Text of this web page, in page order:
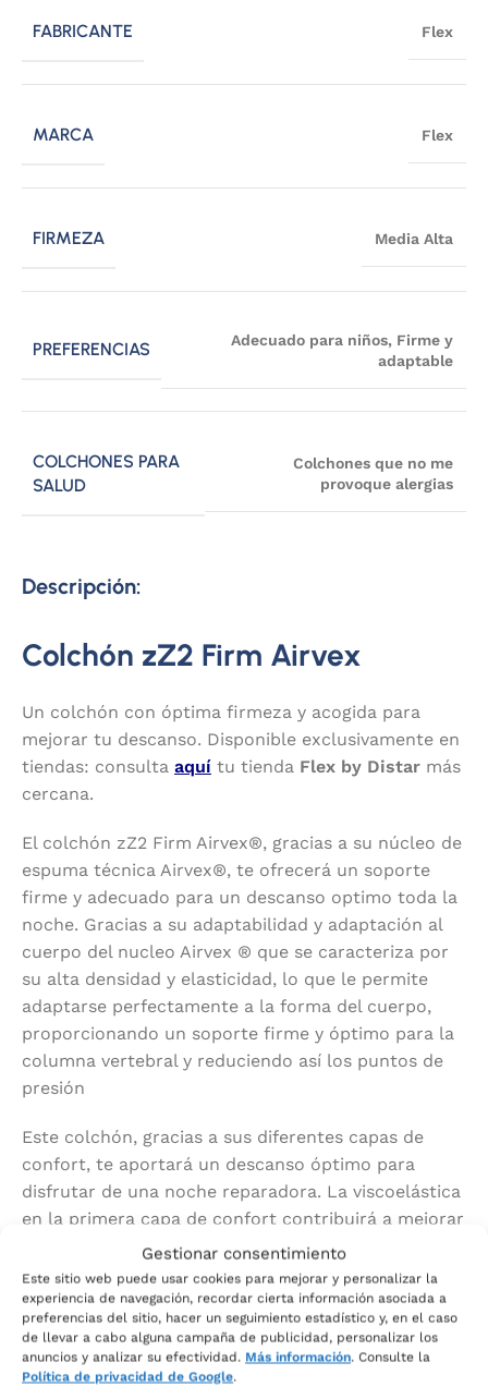
Gestionar consentimiento
Este sitio web puede usar cookies para mejorar y personalizar la
experiencia de navegación, recordar cierta información asociada a
preferencias del sitio, hacer un seguimiento estadístico y, en el caso
de llevar a cabo alguna campaña de publicidad, personalizar los
anuncios y analizar su efectividad. Más información. Consulte la
Política de privacidad de Google.
FABRICANTE Flex
MARCA Flex
FIRMEZA Media Alta
PREFERENCIAS Adecuado para niños, Firme y
adaptable
COLCHONES PARA
SALUD
Colchones que no me
provoque alergias
Descripción:
Colchón zZ2 Firm Airvex
Un colchón con óptima firmeza y acogida para
mejorar tu descanso. Disponible exclusivamente en
tiendas: consulta aquí tu tienda Flex by Distar más
cercana.
El colchón zZ2 Firm Airvex®, gracias a su núcleo de
espuma técnica Airvex®, te ofrecerá un soporte
firme y adecuado para un descanso optimo toda la
noche. Gracias a su adaptabilidad y adaptación al
cuerpo del nucleo Airvex ® que se caracteriza por
su alta densidad y elasticidad, lo que le permite
adaptarse perfectamente a la forma del cuerpo,
proporcionando un soporte firme y óptimo para la
columna vertebral y reduciendo así los puntos de
presión
Este colchón, gracias a sus diferentes capas de
confort, te aportará un descanso óptimo para
disfrutar de una noche reparadora. La viscoelástica
en la primera capa de confort contribuirá a mejorar
la adaptación progresiva al cuerpo y promoverá así
el bienestar del descanso, mientras que el sistema
Optigrade, que regulará la temperatura de nuestro
cuerpo para evitar la humedad y favorecer un
ambiente confortable.